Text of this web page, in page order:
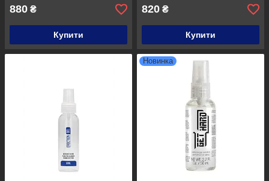
880 ₴
Купити
820 ₴
Купити
Новинка